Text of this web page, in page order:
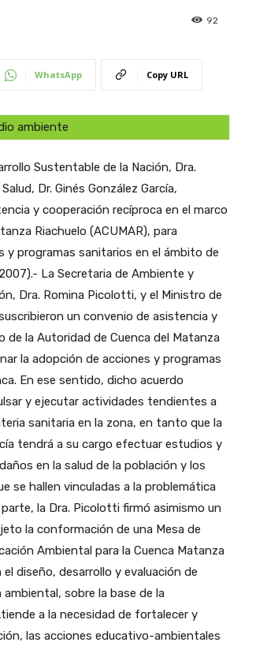
92
WhatsApp Copy URL
ambiente
Sustentable de la Nación, Dra.
Dr. Ginés González García,
y cooperación recíproca en el marco
Riachuelo (ACUMAR), para
y programas sanitarios en el ámbito de
La Secretaria de Ambiente y
Dra. Romina Picolotti, y el Ministro de
un convenio de asistencia y
de la Autoridad de Cuenca del Matanza
la adopción de acciones y programas
En ese sentido, dicho acuerdo
y ejecutar actividades tendientes a
sanitaria en la zona, en tanto que la
tendrá a su cargo efectuar estudios y
en la salud de la población y los
se hallen vinculadas a la problemática
la Dra. Picolotti firmó asimismo un
la conformación de una Mesa de
Ambiental para la Cuenca Matanza
diseño, desarrollo y evaluación de
sobre la base de la
a la necesidad de fortalecer y
las acciones educativo-ambientales